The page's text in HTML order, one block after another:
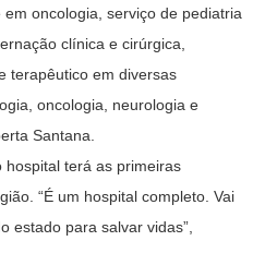
oncologia, serviço de pediatria
clínica e cirúrgica,
terapêutico em diversas
oncologia, neurologia e
Santana.
hospital terá as primeiras
“É um hospital completo. Vai
estado para salvar vidas”,